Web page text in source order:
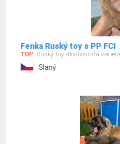
Fenka Ruský toy s PP FCI
TOP Ruský Toy dlouhosrstá varieta
Slaný